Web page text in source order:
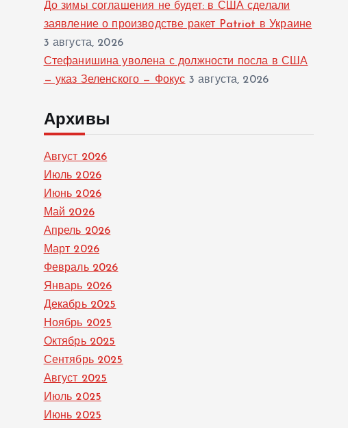
До зимы соглашения не будет: в США сделали
заявление о производстве ракет Patriot в Украине
3 августа, 2026
Стефанишина уволена с должности посла в США
— указ Зеленского — Фокус 3 августа, 2026
Архивы
Август 2026
Июль 2026
Июнь 2026
Май 2026
Апрель 2026
Март 2026
Февраль 2026
Январь 2026
Декабрь 2025
Ноябрь 2025
Октябрь 2025
Сентябрь 2025
Август 2025
Июль 2025
Июнь 2025